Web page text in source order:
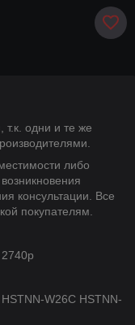
т.к. одни и те же
либо
консультации. Все
покупателям.
W26C HSTNN-